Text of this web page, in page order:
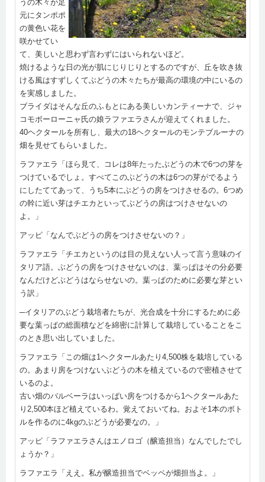
うの木々が足
元にタンポポ
の黄色い花を
咲かせてい
て、美しいと思わず言わずにはいられないほど。
焼けるような日の光が肌にじりじりとするのですが、丘を吹き抜
ける風はすずしくてぶどうの木々たちが最高の環境の中にいるの
を実感しました。
ブライダはそんな丘のふもとにある美しいカンティーナで、ジャ
コモボーローニャ氏の娘ラファエラさんが迎えてくれました。
40ヘクタールを所有し、最大の18ヘクタールのモンテブルーナの
畑を見せてもらいました。
ラファエラ「ほら見て、コレは8年たったぶどうの木で6つの芽を
つけているでしょ。すべてこのぶどうの木は6つの芽がでるよう
にしたててあって、うち5本にぶどうの房をつけさせるの。6つめ
の幹に近い芽はチエカといってぶどうの房はつけさせないの
よ。」
アッピ「なんでぶどうの房をつけさせないの？」
ラファエラ「チエカというのは目の見えない人って言う意味のイ
タリア語。ぶどうの房をつけさせないのは、葉っぱはその分必要
なんだけどぶどうはならせないの。葉っぱのために必要な芽とい
う訳」
─イタリアのぶどう栽培者たちが、光合成を十分にするために必
要な葉っぱの総面積などを綿密に計算して栽培していることをこ
のとき思い出していました。
ラファエラ「この畑は1ヘクタールあたり4,500株を栽培している
の。あまり房をつけないぶどうの木を植えているので密植させて
いるのよ。
古い畑のバルベーラはいっぱい房をつけるから1ヘクタールあた
り2,500本ほど植えているわ。覚えておいてね。およそ1本のボト
ルを作るのに4kgのぶどうが必要なの。」
アッピ「ラファエラさんはエノロゴ（醸造担当）なんでしたでし
ょうか？」
ラファエラ「ええ。私が醸造担当でベッペが畑担当よ。」